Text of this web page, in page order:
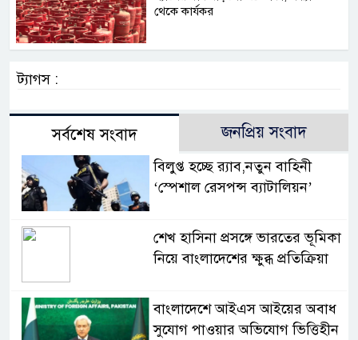
থেকে কার্যকর
ট্যাগস :
সর্বশেষ সংবাদ জনপ্রিয় সংবাদ
বিলুপ্ত হচ্ছে র‍্যাব,নতুন বাহিনী
‘স্পেশাল রেসপন্স ব্যাটালিয়ন’
শেখ হাসিনা প্রসঙ্গে ভারতের ভূমিকা
নিয়ে বাংলাদেশের ক্ষুব্ধ প্রতিক্রিয়া
বাংলাদেশে আইএস আইয়ের অবাধ
সুযোগ পাওয়ার অভিযোগ ভিত্তিহীন